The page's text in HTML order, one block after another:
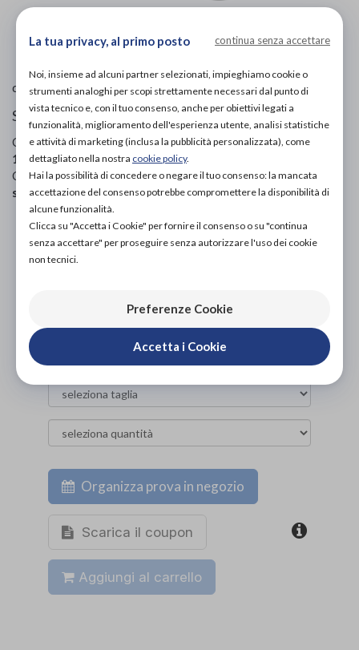
rispecchiare appieno le caratteristiche del prodotto.
di Ecosanit
Scarpe post operatorie
Codice OTGP:ECOZU19982| Riferimento produttore:
142413 1705 12| Codice Nomenclatore tariffario:
Categoria:Calzature ortopediche e plantari»Calzature e
scarpe post operatorie
PROVA E ACQUISTA IN NEGOZIO
DA58,00€
ACQUISTA ONLINE
Organizza prova in negozio
Scarica il coupon
Aggiungi al carrello
La tua privacy, al primo posto continua senza accettare
Noi, insieme ad alcuni partner selezionati, impieghiamo cookie o
strumenti analoghi per scopi strettamente necessari dal punto di
vista tecnico e, con il tuo consenso, anche per obiettivi legati a
funzionalità, miglioramento dell'esperienza utente, analisi statistiche
e attività di marketing (inclusa la pubblicità personalizzata), come
dettagliato nella nostra cookie policy.
Hai la possibilità di concedere o negare il tuo consenso: la mancata
accettazione del consenso potrebbe compromettere la disponibilità di
alcune funzionalità.
Clicca su "Accetta i Cookie" per fornire il consenso o su "continua
senza accettare" per proseguire senza autorizzare l'uso dei cookie
non tecnici.
Preferenze Cookie
Accetta i Cookie